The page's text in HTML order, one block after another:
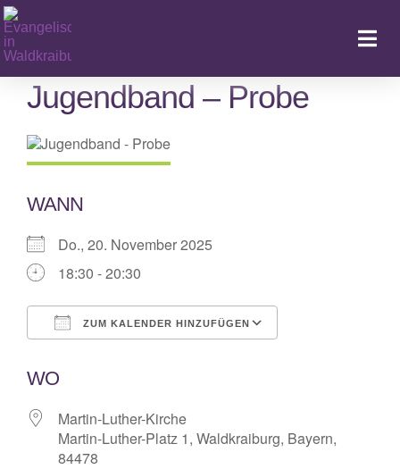
Zum
Inhalt
springen
Jugendband – Probe
WANN
Do., 20. November 2025
18:30 - 20:30
ZUM KALENDER HINZUFÜGEN
WO
Martin-Luther-Kirche
Martin-Luther-Platz 1, Waldkraiburg, Bayern,
84478